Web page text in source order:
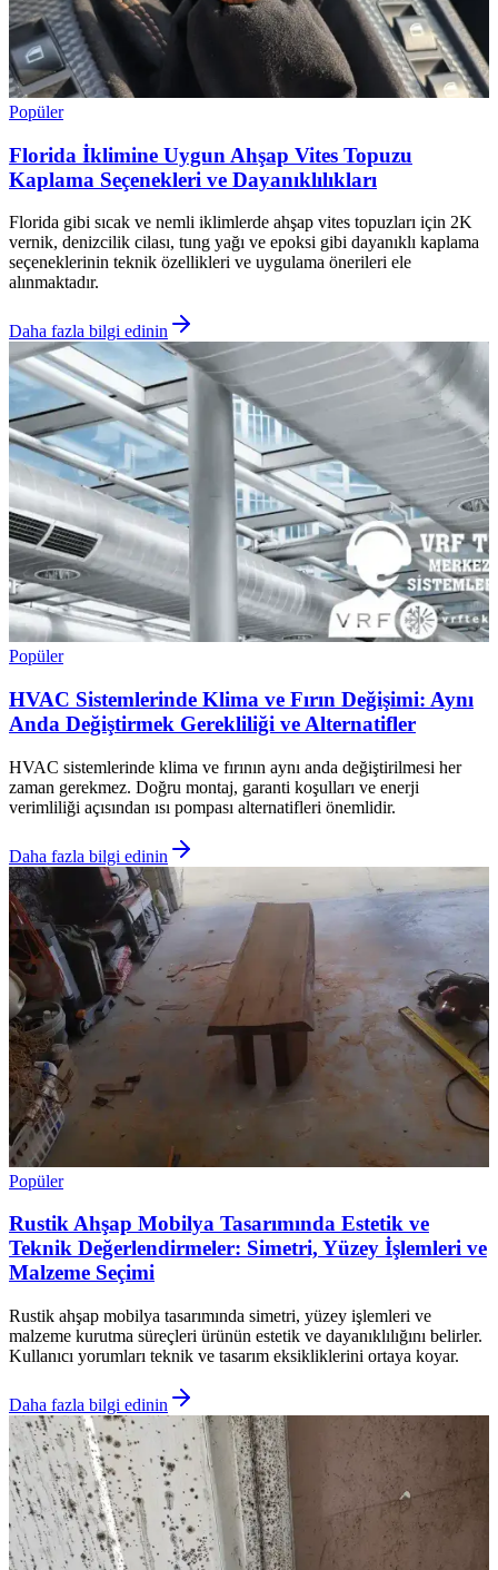
Popüler
Florida İklimine Uygun Ahşap Vites Topuzu
Kaplama Seçenekleri ve Dayanıklılıkları
Florida gibi sıcak ve nemli iklimlerde ahşap vites topuzları için 2K
vernik, denizcilik cilası, tung yağı ve epoksi gibi dayanıklı kaplama
seçeneklerinin teknik özellikleri ve uygulama önerileri ele
alınmaktadır.
Daha fazla bilgi edinin
Popüler
HVAC Sistemlerinde Klima ve Fırın Değişimi: Aynı
Anda Değiştirmek Gerekliliği ve Alternatifler
HVAC sistemlerinde klima ve fırının aynı anda değiştirilmesi her
zaman gerekmez. Doğru montaj, garanti koşulları ve enerji
verimliliği açısından ısı pompası alternatifleri önemlidir.
Daha fazla bilgi edinin
Popüler
Rustik Ahşap Mobilya Tasarımında Estetik ve
Teknik Değerlendirmeler: Simetri, Yüzey İşlemleri ve
Malzeme Seçimi
Rustik ahşap mobilya tasarımında simetri, yüzey işlemleri ve
malzeme kurutma süreçleri ürünün estetik ve dayanıklılığını belirler.
Kullanıcı yorumları teknik ve tasarım eksikliklerini ortaya koyar.
Daha fazla bilgi edinin